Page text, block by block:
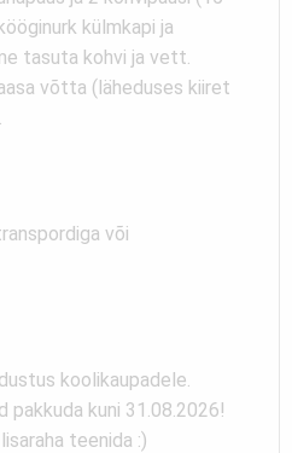
külmkapi ja
tasuta kohvi ja vett.
võtta (läheduses kiiret
või
koolikaupadele.
pakkuda kuni 31.08.2026!
teenida :)